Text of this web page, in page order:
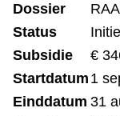
Dossier
Status
Subsidie
€
Startdatum 1
Einddatum 31